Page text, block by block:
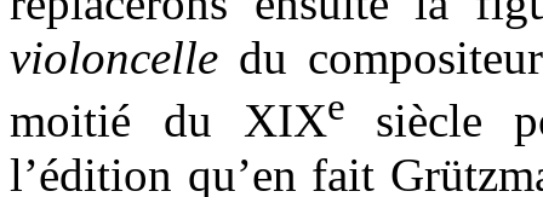
violoncelle du
moitié du XIXe siècle
l’édition qu’en fait